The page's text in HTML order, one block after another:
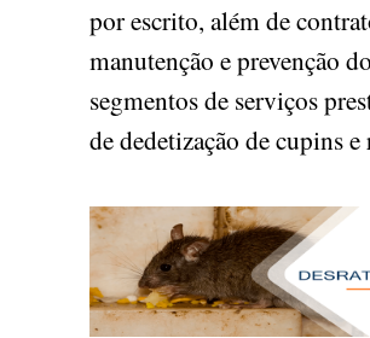
por escrito, além de
manutenção e prevenção
segmentos de serviços
de dedetização de cupins e